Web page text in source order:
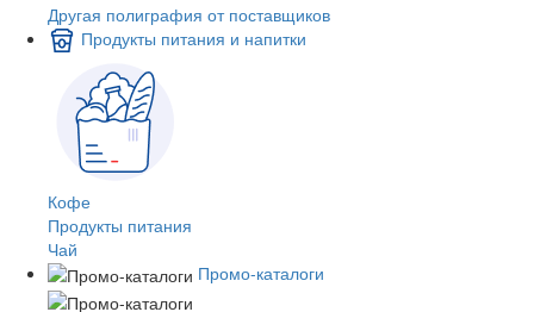
Другая полиграфия от поставщиков
Продукты питания и напитки
Кофе
Продукты питания
Чай
Промо-каталоги